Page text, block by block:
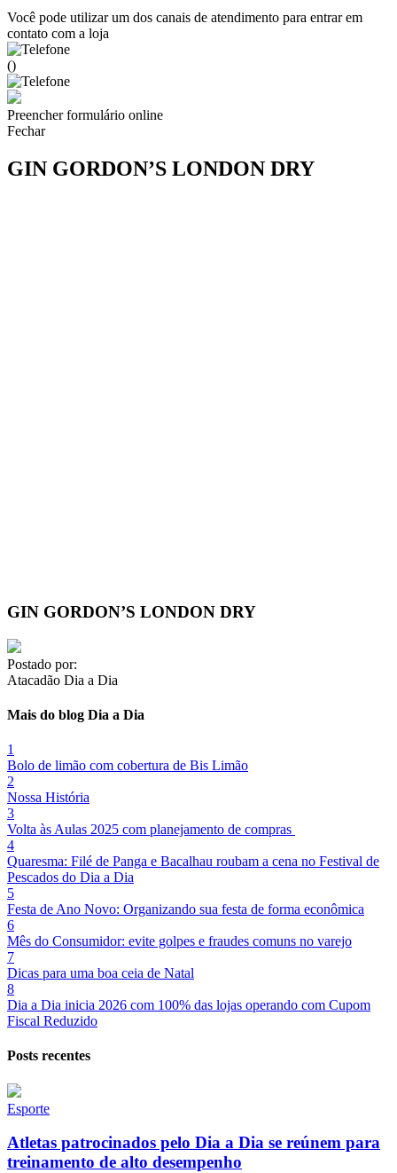
Você pode utilizar um dos canais de atendimento para entrar em
contato com a loja
()
Preencher formulário online
Fechar
GIN GORDON’S LONDON DRY
GIN GORDON’S LONDON DRY
Postado por:
Atacadão Dia a Dia
Mais do blog Dia a Dia
1
Bolo de limão com cobertura de Bis Limão
2
Nossa História
3
Volta às Aulas 2025 com planejamento de compras
4
Quaresma: Filé de Panga e Bacalhau roubam a cena no Festival de
Pescados do Dia a Dia
5
Festa de Ano Novo: Organizando sua festa de forma econômica
6
Mês do Consumidor: evite golpes e fraudes comuns no varejo
7
Dicas para uma boa ceia de Natal
8
Dia a Dia inicia 2026 com 100% das lojas operando com Cupom
Fiscal Reduzido
Posts recentes
Esporte
Atletas patrocinados pelo Dia a Dia se reúnem para
treinamento de alto desempenho